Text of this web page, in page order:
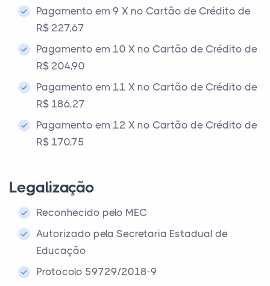
Pagamento em 9 X no Cartão de Crédito de
R$ 227,67
Pagamento em 10 X no Cartão de Crédito de
R$ 204,90
Pagamento em 11 X no Cartão de Crédito de
R$ 186,27
Pagamento em 12 X no Cartão de Crédito de
R$ 170,75
Legalização
Reconhecido pelo MEC
Autorizado pela Secretaria Estadual de
Educação
Protocolo 59729/2018-9